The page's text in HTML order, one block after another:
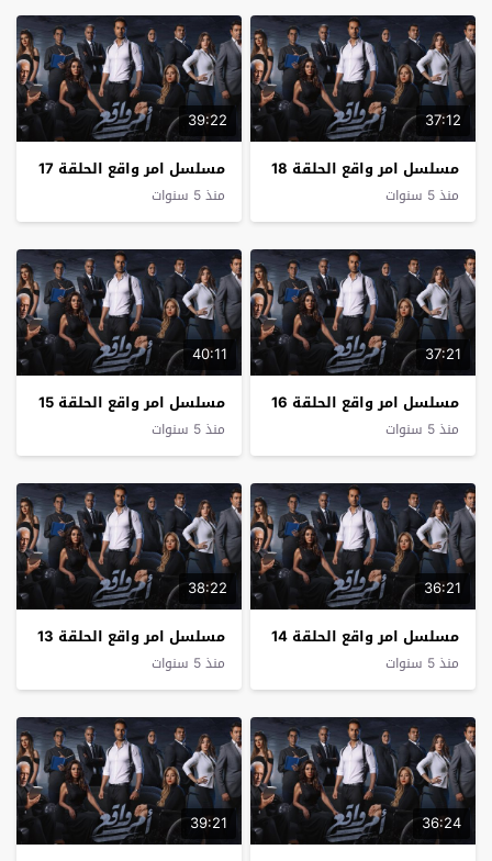
37:12
مسلسل امر واقع الحلقة 18
منذ 5 سنوات
39:22
مسلسل امر واقع الحلقة 17
منذ 5 سنوات
37:21
مسلسل امر واقع الحلقة 16
منذ 5 سنوات
40:11
مسلسل امر واقع الحلقة 15
منذ 5 سنوات
36:21
مسلسل امر واقع الحلقة 14
منذ 5 سنوات
38:22
مسلسل امر واقع الحلقة 13
منذ 5 سنوات
36:24
39:21